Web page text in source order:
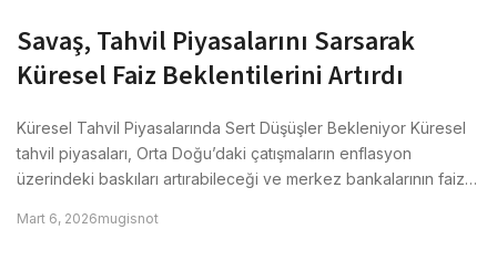
Savaş, Tahvil Piyasalarını Sarsarak
Küresel Faiz Beklentilerini Artırdı
Küresel Tahvil Piyasalarında Sert Düşüşler Bekleniyor Küresel
tahvil piyasaları, Orta Doğu’daki çatışmaların enflasyon
üzerindeki baskıları artırabileceği ve merkez bankalarının faiz…
Mart 6, 2026mugisnot